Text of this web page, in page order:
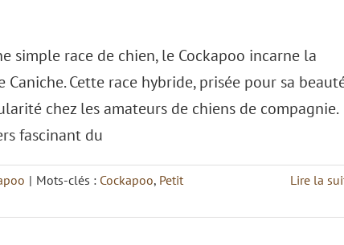
simple race de chien, le Cockapoo incarne la
Cette race hybride, prisée pour sa
chez les amateurs de chiens de compagnie.
fascinant du
| Mots-clés : Cockapoo, Petit
Lire la